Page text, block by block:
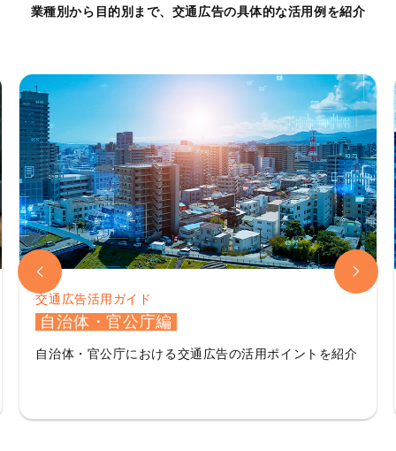
業種別から目的別まで、交通広告の具体的な活用例を紹介
交通広告活用ガイド
自治体・官公庁編
自治体・官公庁における交通広告の活用ポイントを紹介